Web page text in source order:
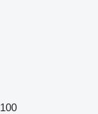
100